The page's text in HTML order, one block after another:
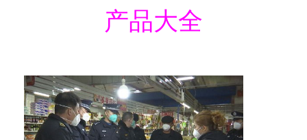
产品大全